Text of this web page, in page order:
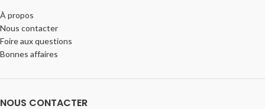
À propos
Nous contacter
Foire aux questions
Bonnes affaires
NOUS CONTACTER